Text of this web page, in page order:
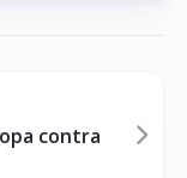
contra